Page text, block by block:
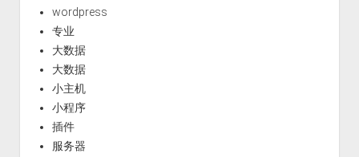
wordpress
专业
大数据
大数据
小主机
小程序
插件
服务器